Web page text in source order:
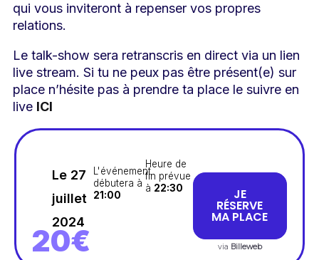
qui vous inviteront à repenser vos propres
relations.
Le talk-show sera retranscris en direct via un lien
live stream. Si tu ne peux pas être présent(e) sur
place n’hésite pas à prendre ta place le suivre en
live ICI
20€
Le 27
juillet
2024
L'événement
débutera à
21:00
Heure de
fin prévue
à 22:30 JE
RÉSERVE
MA PLACE
via Billeweb